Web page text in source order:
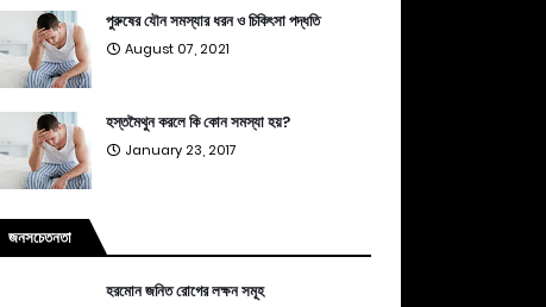
পুরুষের যৌন সমস্যার ধরন ও চিকিৎসা পদ্ধতি
August 07, 2021
হস্তমৈথুন করলে কি কোন সমস্যা হয়?
January 23, 2017
জনসচেতনতা
হরমোন জনিত রোগের লক্ষন সমূহ